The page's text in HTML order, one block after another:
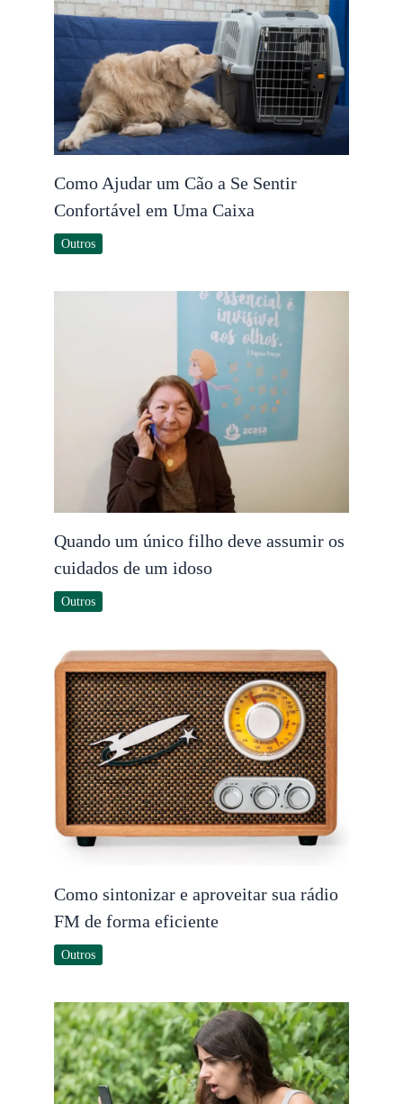
Como Ajudar um Cão a Se Sentir
Confortável em Uma Caixa
Outros
Quando um único filho deve assumir os
cuidados de um idoso
Outros
Como sintonizar e aproveitar sua rádio
FM de forma eficiente
Outros